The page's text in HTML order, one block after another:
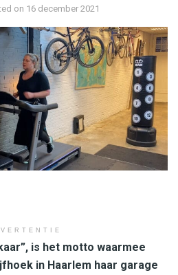
on 16 december 2021
is het motto waarmee
in Haarlem haar garage